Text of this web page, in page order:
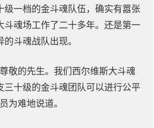
级一档的金斗魂队伍，确实有嚣张
斗魂场工作了二十多年。还是第一
斗魂战队出现。
敬的先生。我们西尔维斯大斗魂
三十级的金斗魂团队可以进行公平
为难地说道。